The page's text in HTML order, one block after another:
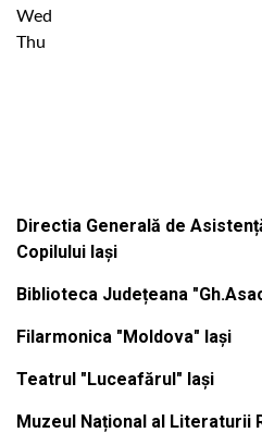
Wed
Thu
Directia Generală de
Copilului Iași
Biblioteca Județeana
Filarmonica "Moldova" Iași
Teatrul "Luceafărul" Iași
Muzeul Național al Literaturii